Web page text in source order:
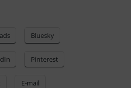
Bluesky
Pinterest
E-mail